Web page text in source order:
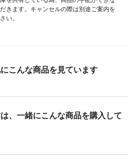
きます。キャンセルの際は別途ご案内を
い。
こんな商品を見ています
、一緒にこんな商品を購入して